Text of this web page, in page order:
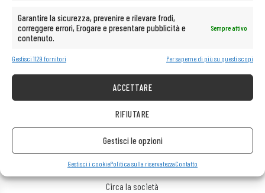
Garantire la sicurezza, prevenire e rilevare frodi,
correggere errori, Erogare e presentare pubblicità e
contenuto.
Sempre attivo
Gestisci 1129 fornitori Per saperne di più su questi scopi
ACCETTARE
RIFIUTARE
Gestisci le opzioni
Gestisci i cookiePolitica sulla riservatezzaContatto
INFORMAZIONE
Gestisci i cookie
Politica sulla riservatezza
Regole del negozio
ASSISTENZA CLIENTI
Circa la società